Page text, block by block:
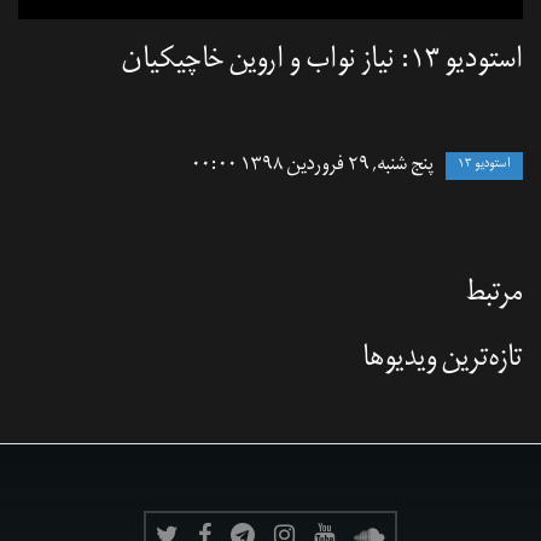
استودیو ۱۳: نیاز نواب و اروین خاچیکیان
استودیو ۱۳ پنج شنبه, ۲۹ فروردین ۱۳۹۸ ۰۰:۰۰
مرتبط
تازه‌‌ترین ویدیوها